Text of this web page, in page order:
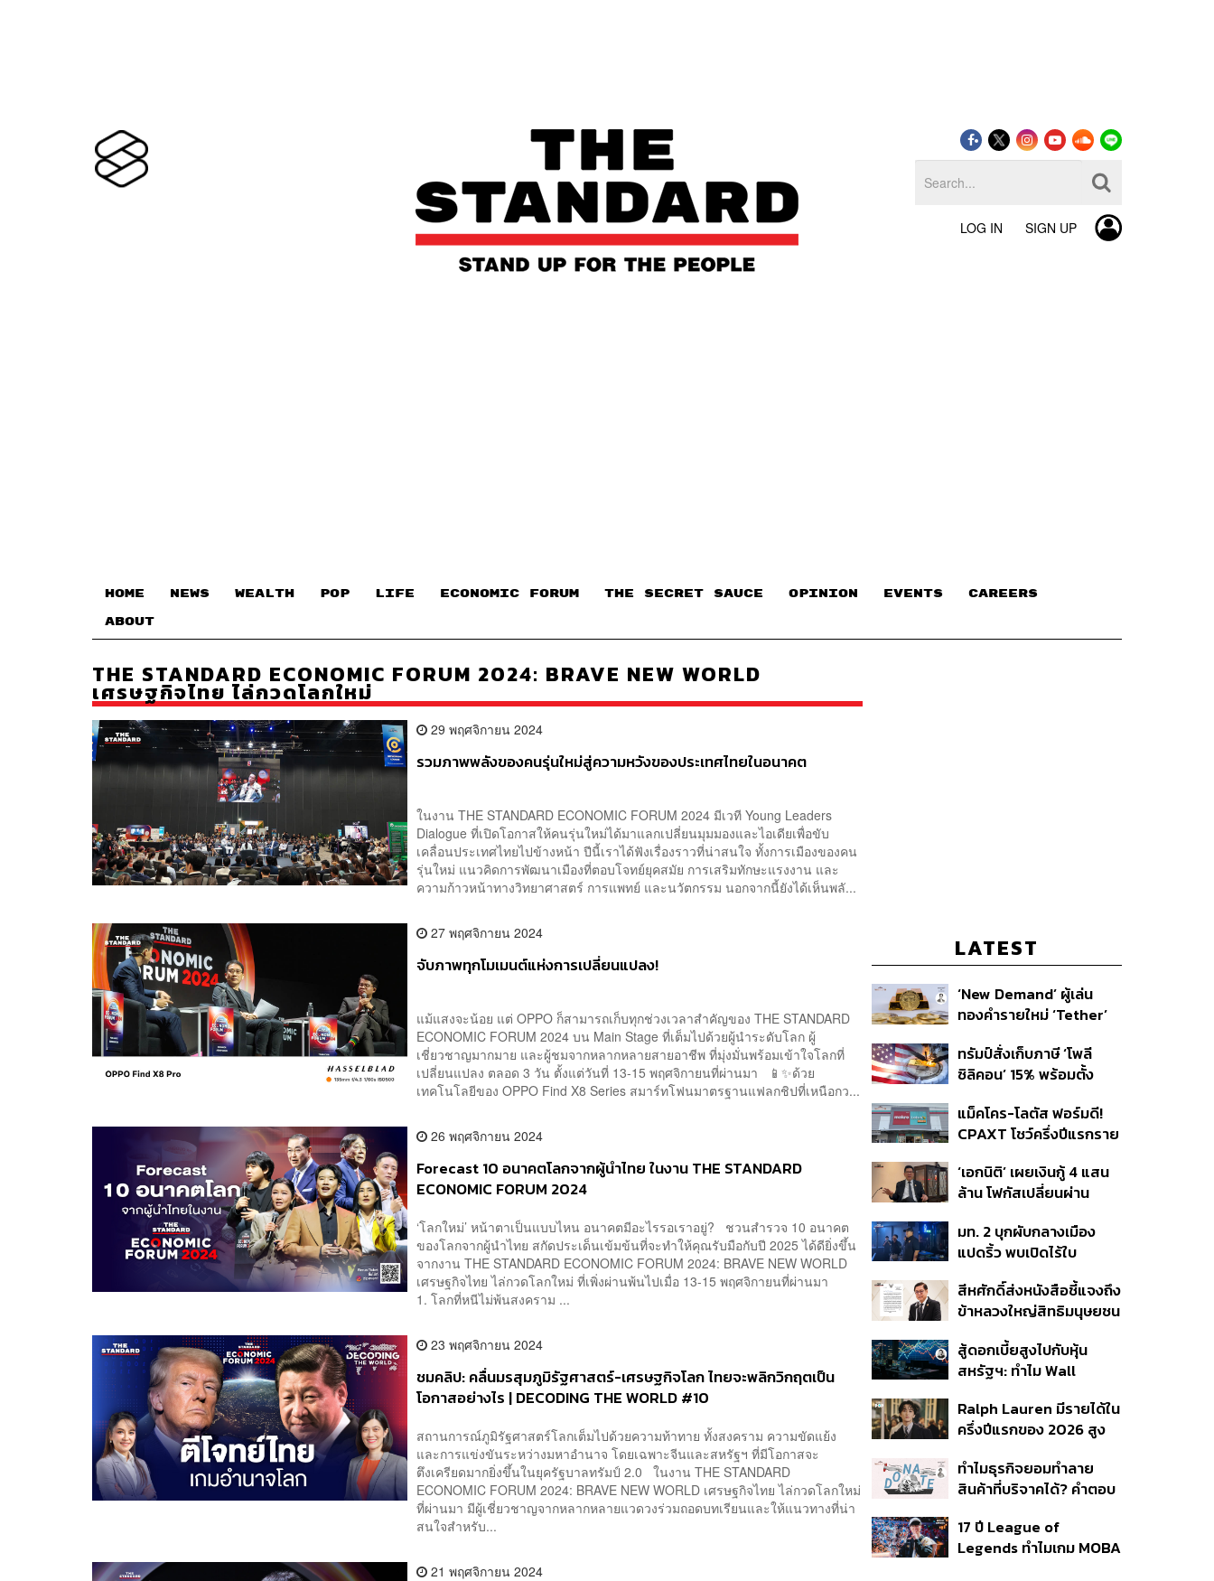
LOG IN SIGN UP
HOME NEWS WEALTH POP LIFE ECONOMIC FORUM THE SECRET SAUCE​ OPINION EVENTS CAREERS
ABOUT
THE STANDARD ECONOMIC FORUM 2024: BRAVE NEW WORLD
เศรษฐกิจไทย ไล่กวดโลกใหม่
29 พฤศจิกายน 2024
รวมภาพพลังของคนรุ่นใหม่สู่ความหวังของประเทศไทยในอนาคต
ในงาน THE STANDARD ECONOMIC FORUM 2024 มีเวที Young Leaders
Dialogue ที่เปิดโอกาสให้คนรุ่นใหม่ได้มาแลกเปลี่ยนมุมมองและไอเดียเพื่อขับ
เคลื่อนประเทศไทยไปข้างหน้า ปีนี้เราได้ฟังเรื่องราวที่น่าสนใจ ทั้งการเมืองของคน
รุ่นใหม่ แนวคิดการพัฒนาเมืองที่ตอบโจทย์ยุคสมัย การเสริมทักษะแรงงาน และ
ความก้าวหน้าทางวิทยาศาสตร์ การแพทย์ และนวัตกรรม นอกจากนี้ยังได้เห็นพลั...
27 พฤศจิกายน 2024
จับภาพทุกโมเมนต์แห่งการเปลี่ยนแปลง!
แม้แสงจะน้อย แต่ OPPO ก็สามารถเก็บทุกช่วงเวลาสำคัญของ THE STANDARD
ECONOMIC FORUM 2024 บน Main Stage ที่เต็มไปด้วยผู้นำระดับโลก ผู้
เชี่ยวชาญมากมาย และผู้ชมจากหลากหลายสายอาชีพ ที่มุ่งมั่นพร้อมเข้าใจโลกที่
เปลี่ยนแปลง ตลอด 3 วัน ตั้งแต่วันที่ 13-15 พฤศจิกายนที่ผ่านมา 📱✨ด้วย
เทคโนโลยีของ OPPO Find X8 Series สมาร์ทโฟนมาตรฐานแฟลกชิปที่เหนือกว...
26 พฤศจิกายน 2024
Forecast 10 อนาคตโลกจากผู้นำไทย ในงาน THE STANDARD
ECONOMIC FORUM 2024
‘โลกใหม่’ หน้าตาเป็นแบบไหน อนาคตมีอะไรรอเราอยู่? ชวนสำรวจ 10 อนาคต
ของโลกจากผู้นำไทย สกัดประเด็นเข้มข้นที่จะทำให้คุณรับมือกับปี 2025 ได้ดียิ่งขึ้น
จากงาน THE STANDARD ECONOMIC FORUM 2024: BRAVE NEW WORLD
เศรษฐกิจไทย ไล่กวดโลกใหม่ ที่เพิ่งผ่านพ้นไปเมื่อ 13-15 พฤศจิกายนที่ผ่านมา
1. โลกที่หนีไม่พ้นสงคราม ...
23 พฤศจิกายน 2024
ชมคลิป: คลื่นมรสุมภูมิรัฐศาสตร์-เศรษฐกิจโลก ไทยจะพลิกวิกฤตเป็น
โอกาสอย่างไร | DECODING THE WORLD #10
สถานการณ์ภูมิรัฐศาสตร์โลกเต็มไปด้วยความท้าทาย ทั้งสงคราม ความขัดแย้ง
และการแข่งขันระหว่างมหาอำนาจ โดยเฉพาะจีนและสหรัฐฯ ที่มีโอกาสจะ
ตึงเครียดมากยิ่งขึ้นในยุครัฐบาลทรัมป์ 2.0 ในงาน THE STANDARD
ECONOMIC FORUM 2024: BRAVE NEW WORLD เศรษฐกิจไทย ไล่กวดโลกใหม่
ที่ผ่านมา มีผู้เชี่ยวชาญจากหลากหลายแวดวงร่วมถอดบทเรียนและให้แนวทางที่น่า
สนใจสำหรับ...
21 พฤศจิกายน 2024
LATEST
‘New Demand’ ผู้เล่น
ทองคำรายใหม่ ‘Tether’
ทรัมป์สั่งเก็บภาษี ‘โพลี
ซิลิคอน’ 15% พร้อมตั้ง
แม็คโคร-โลตัส ฟอร์มดี!
CPAXT โชว์ครึ่งปีแรกราย
ปรับโฉมสาขาใหม่ดันพื้นที่
เช่าโต
‘เอกนิติ’ เผยเงินกู้ 4 แสน
ล้าน โฟกัสเปลี่ยนผ่าน
พลัส’ เฟส 2 รอประเมิน
ความเหมาะสม
มท. 2 บุกผับกลางเมือง
แปดริ้ว พบเปิดไร้ใบ
ใช้บริการ ฉี่ม่วง 32 ราย
จ่อปิด 5 ปี
สีหศักดิ์ส่งหนังสือชี้แจงถึง
ข้าหลวงใหญ่สิทธิมนุษยชน
เคลื่อน-ไม่เป็นธรรม’
สู้ดอกเบี้ยสูงไปกับหุ้น
สหรัฐฯ: ทำไม Wall
คิด?
Ralph Lauren มีรายได้ใน
ครึ่งปีแรกของ 2026 สูง
ทำไมธุรกิจยอมทำลาย
สินค้าที่บริจาคได้? คำตอบ
อยู่ที่ระบบภาษี
17 ปี League of
Legends ทำไมเกม MOBA